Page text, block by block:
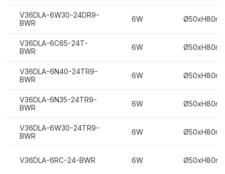
V36DLA-6W30-24DR9-
BWR
6W
V36DLA-6C65-24T-
BWR
6W
V36DLA-6N40-24TR9-
BWR
6W
V36DLA-6N35-24TR9-
BWR
6W
V36DLA-6W30-24TR9-
BWR
6W
V36DLA-6RC-24-BWR 6W